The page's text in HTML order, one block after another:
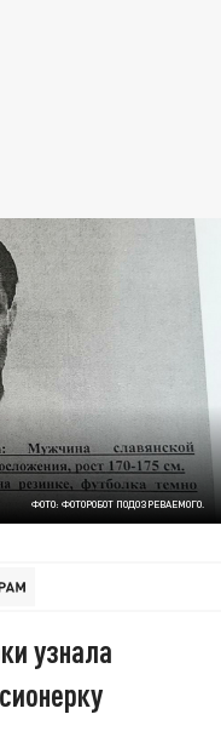
ФОТО: ФОТОРОБОТ ПОДОЗРЕВАЕМОГО.
узнала